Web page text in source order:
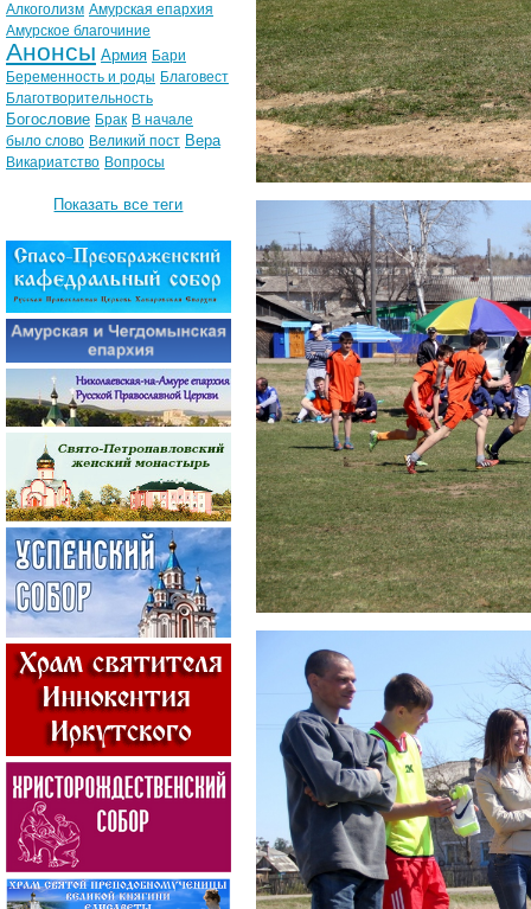
Алкоголизм Амурская епархия
Амурское благочиние
Анонсы Армия Бари
Беременность и роды Благовест
Благотворительность
Богословие Брак В начале
было слово Великий пост Вера
Викариатство Вопросы
Показать все теги